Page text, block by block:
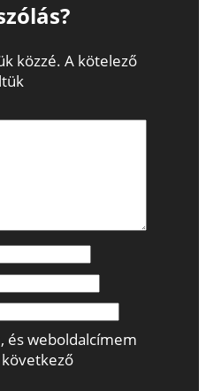
közzé. A kötelező
és weboldalcímem